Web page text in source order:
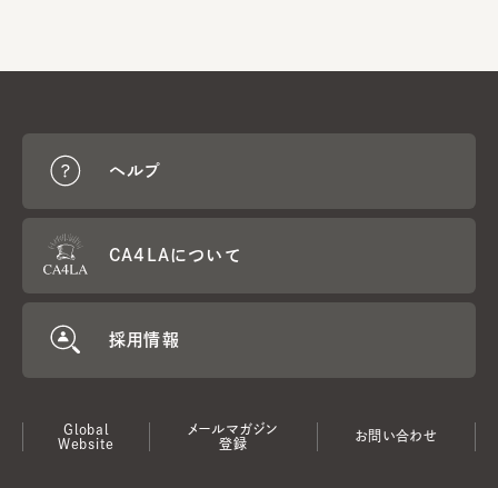
ヘルプ
CA4LAについて
採用情報
Global
Website
メールマガジン
登録
お問い合わせ